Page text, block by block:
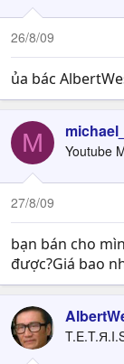
26/8/09
ủa bác
M Youtube
27/8/09
bạn bán cho
được?Giá bao